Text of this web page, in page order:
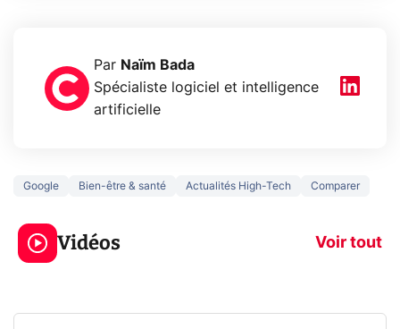
Par Naïm Bada
Spécialiste logiciel et intelligence
artificielle
Google Bien-être & santé Actualités High-Tech Comparer
Vidéos Voir tout
5 générations de
jeux dans la
prochaine Xbox !
Ce que vous
navigation